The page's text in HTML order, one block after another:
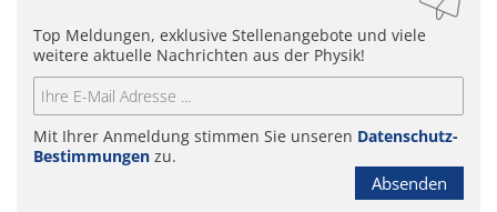
Top Meldungen, exklusive Stellenangebote und viele
weitere aktuelle Nachrichten aus der Physik!
Mit Ihrer Anmeldung stimmen Sie unseren Datenschutz-
Bestimmungen zu.
Absenden